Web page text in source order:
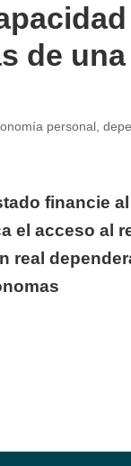
de
personal,
financie al
el acceso al
la reforma de